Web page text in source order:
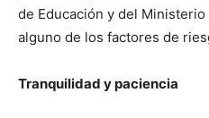
de Educación y del
alguno de los factores de
Tranquilidad y paciencia